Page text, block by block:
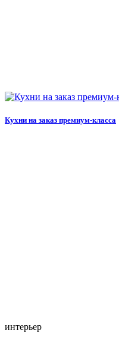
Кухни на заказ премиум-класса
интерьер